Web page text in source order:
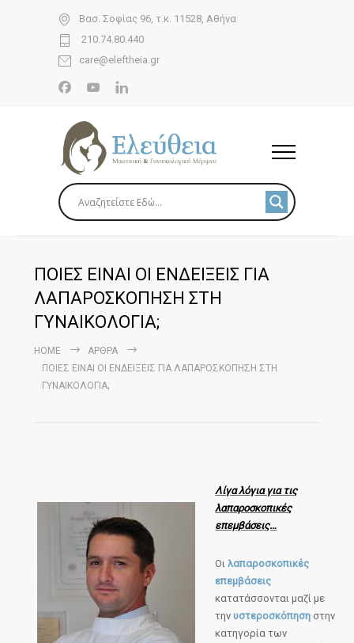
Βασ. Σοφίας 96, τ.κ. 11528, Αθήνα
210.74.80.440
care@eleftheia.gr
ΠΟΙΕΣ ΕΙΝΑΙ ΟΙ ΕΝΔΕΙΞΕΙΣ ΓΙΑ
ΛΑΠΑΡΟΣΚΟΠΗΣΗ ΣΤΗ
ΓΥΝΑΙΚΟΛΟΓΙΑ;
HOME
ΆΡΘΡΑ
ΠΟΙΕΣ ΕΙΝΑΙ ΟΙ ΕΝΔΕΙΞΕΙΣ ΓΙΑ ΛΑΠΑΡΟΣΚΟΠΗΣΗ ΣΤΗ
ΓΥΝΑΙΚΟΛΟΓΙΑ;
Λίγα λόγια για τις
λαπαροσκοπικές
επεμβάσεις…
Οιλαπαροσκοπικές
επεμβάσεις
κατατάσσονται μαζί με
τηνυστεροσκόπηση στην
κατηγορία των